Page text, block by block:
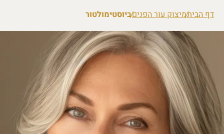
דף הביתמיצוק עור הפניםביוסטימולטור